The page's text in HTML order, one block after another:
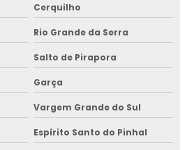
Cerquilho
Rio Grande da Serra
Salto de Pirapora
Garça
Vargem Grande do Sul
Espírito Santo do Pinhal